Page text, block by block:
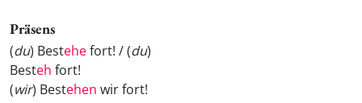
Präsens
(du) Bestehefort! / (du)
Besteh fort!
(wir) Bestehen wir fort!